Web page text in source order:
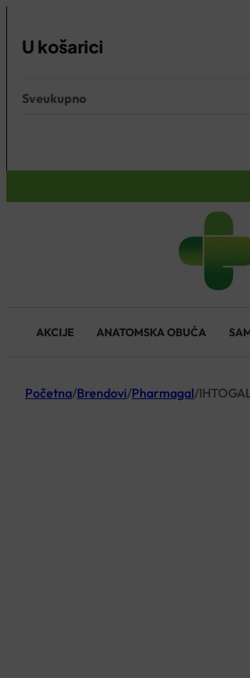
U košarici
Nema proizvoda u košarici.
Sveukupno
AKCIJE ANATOMSKA OBUĆA
Početna/Brendovi/Pharmagal/